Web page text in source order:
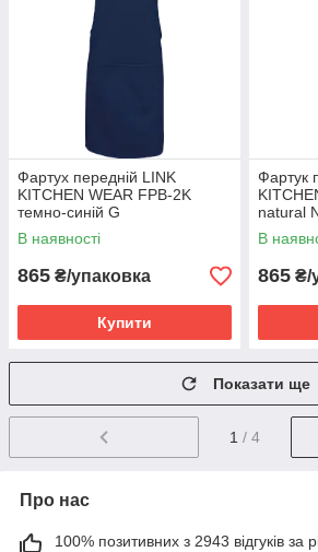
Фартух передній LINK
KITCHEN WEAR FPB-2K
темно-синій G
В наявності
865 ₴/упаковка
Купити
Фартук
natural
В
865 ₴/
Показати ще
1 / 4
Про нас
100% позитивних з 2943 відгуків за